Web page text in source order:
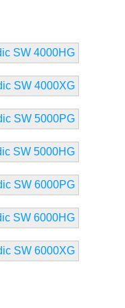
SW 4000HG
SW 4000XG
SW 5000PG
SW 5000HG
SW 6000PG
SW 6000HG
SW 6000XG